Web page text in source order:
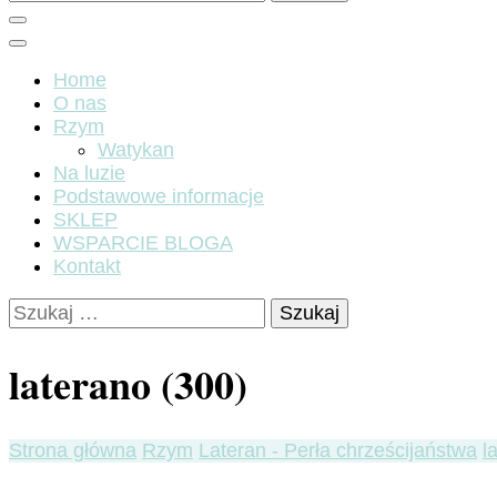
Home
O nas
Rzym
Watykan
Na luzie
Podstawowe informacje
SKLEP
WSPARCIE BLOGA
Kontakt
Szukaj:
laterano (300)
Strona główna Rzym Lateran - Perła chrześcijaństwa